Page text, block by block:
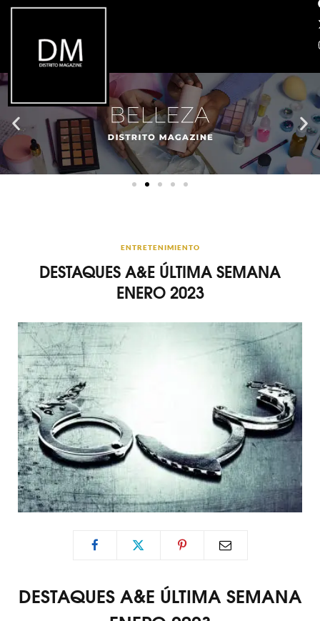
ENTRETENIMIENTO
DESTAQUES A&E ÚLTIMA SEMANA
ENERO 2023
DESTAQUES A&E ÚLTIMA SEMANA